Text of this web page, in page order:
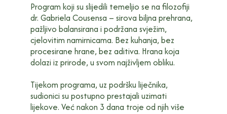
Program koji su slijedili temeljio se na filozofiji
dr. Gabriela Cousensa – sirova biljna prehrana,
pažljivo balansirana i podržana svježim,
cjelovitim namirnicama. Bez kuhanja, bez
procesirane hrane, bez aditiva. Hrana koja
dolazi iz prirode, u svom najživljem obliku.
Tijekom programa, uz podršku liječnika,
sudionici su postupno prestajali uzimati
lijekove. Već nakon 3 dana troje od njih više